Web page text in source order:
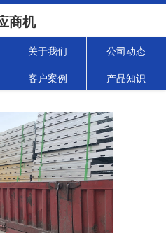
商机
关于我们 公司动态
客户案例 产品知识